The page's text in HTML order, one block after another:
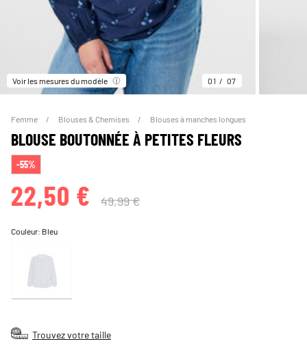
Voir les mesures du modèle 01 07
Femme Blouses & Chemises Blouses à manches longues
BLOUSE BOUTONNÉE À PETITES FLEURS
-55%
22,50 € 49,99 €
Couleur: Bleu
Trouvez votre taille